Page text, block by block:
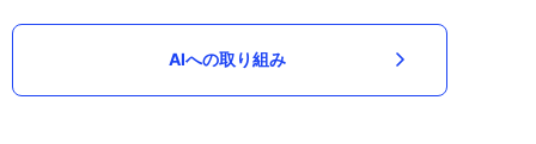
AIへの取り組み